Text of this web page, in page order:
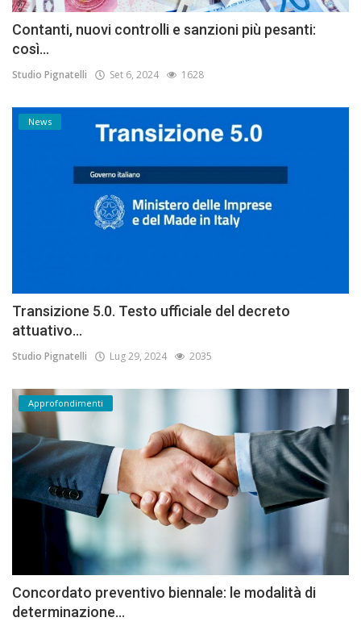
Contanti, nuovi controlli e sanzioni più pesanti:
così...
Studio Pignatelli Set 6, 2024 1628
News
Transizione 5.0. Testo ufficiale del decreto
attuativo...
Studio Pignatelli Lug 29, 2024 2035
Approfondimenti
Concordato preventivo biennale: le modalità di
determinazione...